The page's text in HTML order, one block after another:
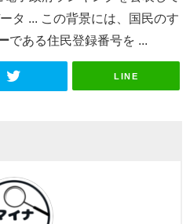
タ ... この背景には、国民のす
である住民登録番号を ...
LINE